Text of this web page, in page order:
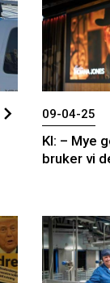
09-04-25
KI: – Mye
bruker vi